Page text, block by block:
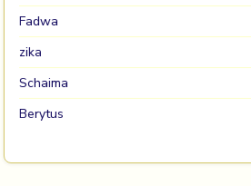
Fadwa
zika
Schaima
Berytus